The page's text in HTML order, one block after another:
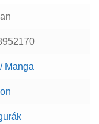
Manga